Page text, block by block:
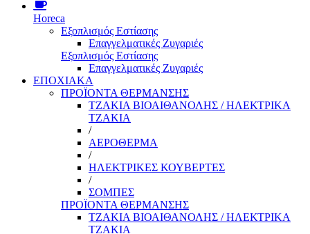
Horeca
Εξοπλισμός Εστίασης
Επαγγελματικές Ζυγαριές
Εξοπλισμός Εστίασης
Επαγγελματικές Ζυγαριές
ΕΠΟΧΙΑΚΑ
ΠΡΟΪΟΝΤΑ ΘΕΡΜΑΝΣΗΣ
ΤΖΑΚΙΑ ΒΙΟΑΙΘΑΝΟΛΗΣ / ΗΛΕΚΤΡΙΚΑ
ΤΖΑΚΙΑ
/
ΑΕΡΟΘΕΡΜΑ
/
ΗΛΕΚΤΡΙΚΕΣ ΚΟΥΒΕΡΤΕΣ
/
ΣΟΜΠΕΣ
ΠΡΟΪΟΝΤΑ ΘΕΡΜΑΝΣΗΣ
ΤΖΑΚΙΑ ΒΙΟΑΙΘΑΝΟΛΗΣ / ΗΛΕΚΤΡΙΚΑ
ΤΖΑΚΙΑ